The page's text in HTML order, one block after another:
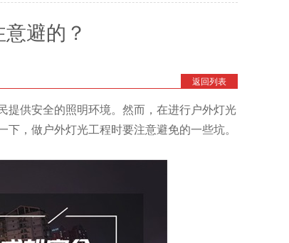
避的？
返回列表
提供安全的照明环境。然而，在进行户外灯光
，做户外灯光工程时要注意避免的一些坑。